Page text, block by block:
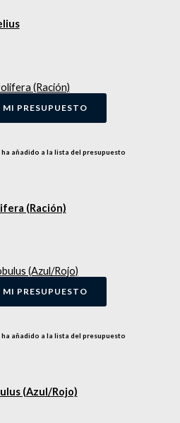
PRESUPUESTO
añadido a la lista del presupuesto
(Ración)
PRESUPUESTO
añadido a la lista del presupuesto
(Azul/Rojo)